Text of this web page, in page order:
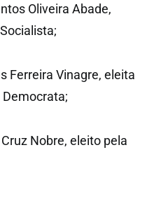
Oliveira Abade,
Ferreira Vinagre, eleita
Nobre, eleito pela